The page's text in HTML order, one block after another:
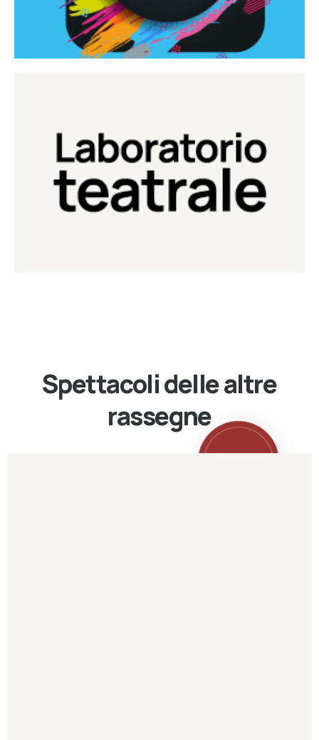
Laboratorio Teatrale
Laboratorio di teatro del Teatro Eduardo de Filippo
Continua
Spettacoli delle altre
rassegne